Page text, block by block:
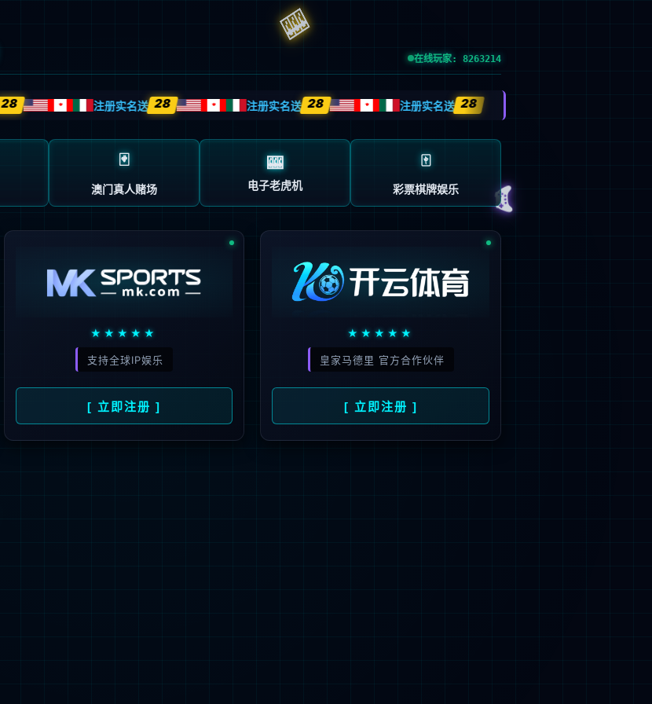
歉，页面无法访问...
原因：网址有错误 >请检查地址是否完整或存在多余字符;
已失效 >可能页面已删除，活动已下线等